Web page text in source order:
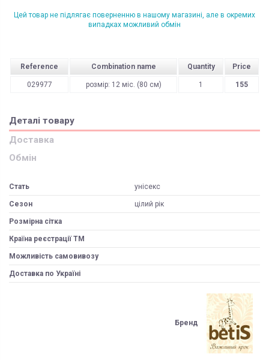
Цей товар не підлягає поверненню в нашому магазині, але в окремих
випадках можливий обмін
Reference Combination name Quantity Price
029977 розмір: 12 міс. (80 см) 1 155
Деталі товару
Доставка
Обмін
Стать унісекс
Сезон цілий рік
Розмірна сітка
Країна реєстрації ТМ
Можливість самовивозу
Доставка по Україні
Бренд